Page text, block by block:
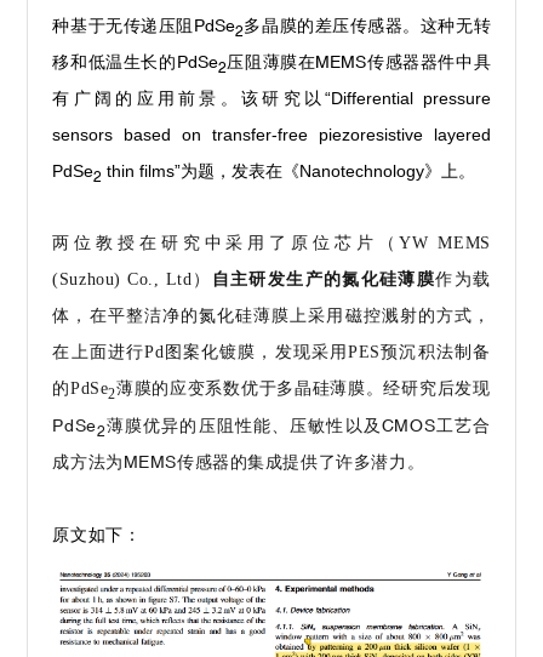
种基于无传递压阻 PdSe2多晶膜的差压传感器。这种无转
移和低温生长的PdSe2压阻薄膜在MEMS传感器器件中具
有广阔的应用前景。该研究以“Differential pressure
sensors based on transfer-free piezoresistive layered
PdSe2 thin films”为题，发表在《Nanotechnology》上。
两位教授在研究中采用了原位芯片（YW MEMS
(Suzhou) Co., Ltd）
自主研发生产的氮化硅薄膜作为载
体，在平整洁净的氮化硅薄膜上采用磁控溅射的方式，
在上面进行Pd图案化镀膜，发现采用PES预沉积法制备
的PdSe2薄膜的 应变系数优于多晶硅薄膜。经研究后发现
PdSe2薄膜优异的压阻性能、压敏性以及CMOS工艺合
成方法为MEMS传感器的集成提供了许多潜力。
原文如下：